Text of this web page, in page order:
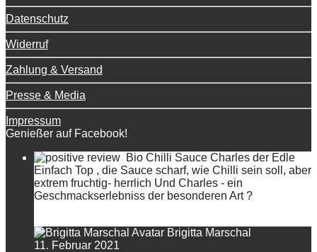
Datenschutz
Widerruf
Zahlung & Versand
Presse & Media
Impressum
Genießer auf Facebook!
Bio Chilli Sauce Charles der Edle
Einfach Top , die Sauce scharf, wie Chilli sein soll, aber
extrem fruchtig- herrlich Und Charles - ein
Geschmackserlebniss der besonderen Art ?
Brigitta Marschal
11. Februar 2021